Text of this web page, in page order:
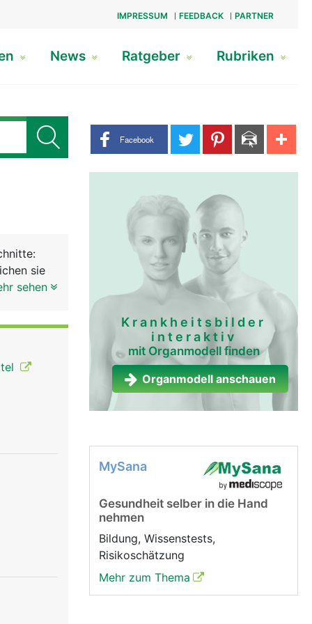
IMPRESSUM FEEDBACK PARTNER
News Ratgeber Rubriken
Share buttons
Facebook
sie
ein.
sehen
Krankheitsbilder
interaktiv
mit Organmodell finden
Organmodell anschauen
MySana
Gesundheit selber in die Hand
nehmen
Bildung, Wissenstests,
Risikoschätzung
Mehr zum Thema